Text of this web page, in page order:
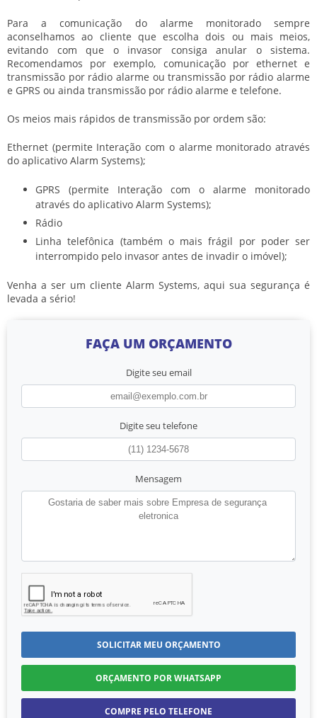
Para a comunicação do alarme monitorado sempre
aconselhamos ao cliente que escolha dois ou mais meios,
evitando com que o invasor consiga anular o sistema.
Recomendamos por exemplo, comunicação por ethernet e
transmissão por rádio alarme ou transmissão por rádio alarme
e GPRS ou ainda transmissão por rádio alarme e telefone.
Os meios mais rápidos de transmissão por ordem são:
Ethernet (permite Interação com o alarme monitorado através
do aplicativo Alarm Systems);
GPRS (permite Interação com o alarme monitorado
através do aplicativo Alarm Systems);
Rádio
Linha telefônica (também o mais frágil por poder ser
interrompido pelo invasor antes de invadir o imóvel);
Venha a ser um cliente Alarm Systems, aqui sua segurança é
levada a sério!
FAÇA UM ORÇAMENTO
Digite seu email
Digite seu telefone
Mensagem
SOLICITAR MEU ORÇAMENTO
ORÇAMENTO POR WHATSAPP
COMPRE PELO TELEFONE